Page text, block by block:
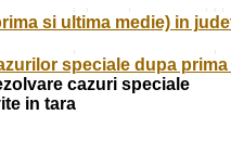
si ultima medie) in
speciale dupa
cazuri speciale
in tara